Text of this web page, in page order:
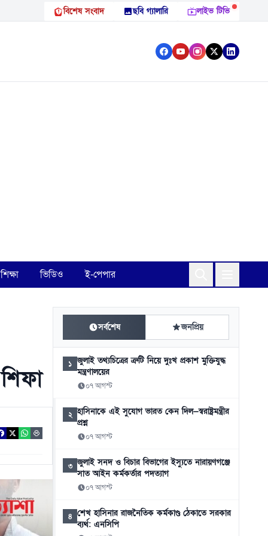
বিশেষ সংবাদ ছবি গ্যালারি লাইভ টিভি
শিক্ষা ভিডিও ই-পেপার
সর্বশেষ জনপ্রিয়
১ জুলাই তথ্যচিত্রের ত্রুটি নিয়ে দুঃখ প্রকাশ মুক্তিযুদ্ধ
মন্ত্রণালয়ের
০৭ আগস্ট
২ হাসিনাকে এই সুযোগ ভারত কেন দিল—স্বরাষ্ট্রমন্ত্রীর
প্রশ্ন
০৭ আগস্ট
৩ জুলাই সনদ ও বিচার বিভাগের ইস্যুতে নারায়ণগঞ্জে
সাত আইন কর্মকর্তার পদত্যাগ
০৭ আগস্ট
৪ শেখ হাসিনার রাজনৈতিক কর্মকাণ্ড ঠেকাতে সরকার
ব্যর্থ: এনসিপি